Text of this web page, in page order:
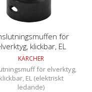
för
klickbar, EL
(elektriskt ledande)
KÄRCHER
för elverktyg,
klickbar, EL (elektriskt
ledande)